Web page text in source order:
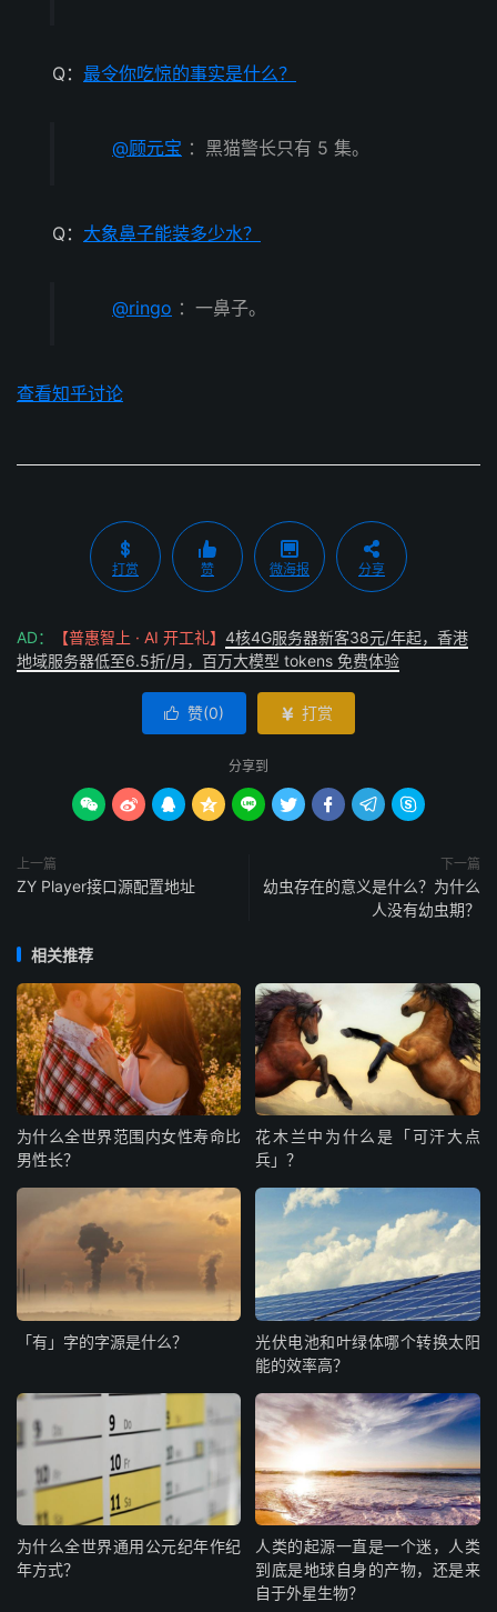
Q： 最令你吃惊的事实是什么？
@顾元宝 ：黑猫警长只有 5 集。
Q： 大象鼻子能装多少水？
@ringo ：一鼻子。
查看知乎讨论
打赏 赞 微海报 分享
AD： 【普惠智上 · AI 开工礼】 4核4G服务器新客38元/年起，香港
地域服务器低至6.5折/月，百万大模型 tokens 免费体验
 赞(0)  打赏
分享到
        
上一篇
ZY Player接口源配置地址
下一篇
幼虫存在的意义是什么？为什么
人没有幼虫期？
相关推荐
为什么全世界范围内女性寿命比
男性长？
花木兰中为什么是「可汗大点
兵」？
「有」字的字源是什么？
光伏电池和叶绿体哪个转换太阳
能的效率高？
为什么全世界通用公元纪年作纪
年方式？
人类的起源一直是一个迷，人类
到底是地球自身的产物，还是来
自于外星生物？